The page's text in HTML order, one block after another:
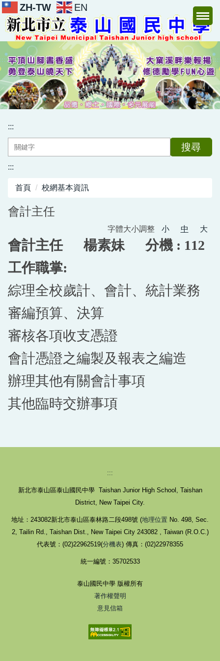
跳
到
主
要
內
容
區
ZH-TW EN
:::
搜尋
:::
首頁 校網基本資訊
會計主任
字體大小調整 小 中 大
會計主任 楊素妹分機 : 112
工作職掌:
綜理全校歲計、會計、統計業務
審編預算、決算
審核各項收支憑證
會計憑證之編製及報表之編造
辦理其他有關會計事項
其他臨時交辦事項
:::
新北市泰山區泰山國民中學 Taishan Junior High School, Taishan
District, New Taipei City.
地址：243082新北市泰山區泰林路二段498號 (地理位置 No. 498, Sec.
2, Tailin Rd., Taishan Dist., New Taipei City 243082 , Taiwan (R.O.C.)
代表號：(02)22962519(分機表) 傳真：(02)22978355
統一編號：35702533
泰山國民中學 版權所有
著作權聲明
意見信箱